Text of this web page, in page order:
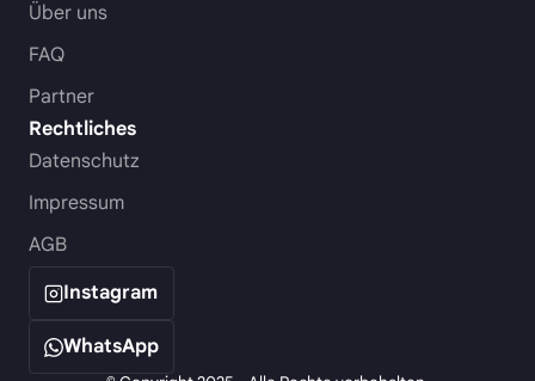
Über uns
FAQ
Partner
Rechtliches
Datenschutz
Impressum
AGB
Instagram
WhatsApp